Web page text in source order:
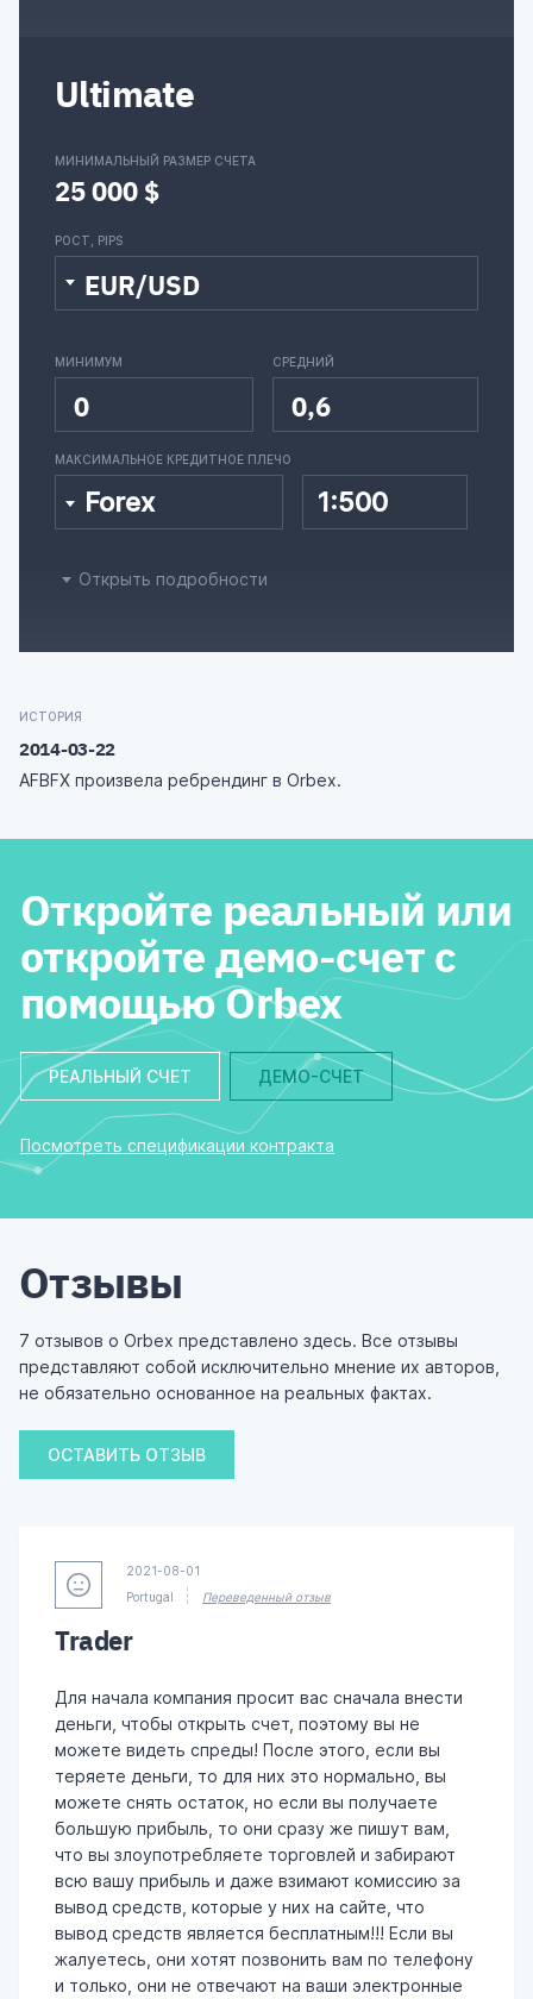
Ultimate
Открыть подробности
МИНИМАЛЬНЫЙ РАЗМЕР СЧЕТА
25 000 $
РОСТ, PIPS
EUR/USD
МИНИМУМ
0
СРЕДНИЙ
0,6
МАКСИМАЛЬНОЕ КРЕДИТНОЕ ПЛЕЧО
Forex 1:500
ИСТОРИЯ
2014-03-22
AFBFX произвела ребрендинг в Orbex.
Откройте реальный или
откройте демо-счет с
помощью Orbex
РЕАЛЬНЫЙ СЧЕТ ДЕМО-СЧЕТ
Посмотреть спецификации контракта
Отзывы
7 отзывов о Orbex представлено здесь. Все отзывы
представляют собой исключительно мнение их авторов,
не обязательно основанное на реальных фактах.
ОСТАВИТЬ ОТЗЫВ
2021-08-01
Portugal
Переведенный отзыв
Trader
Для начала компания просит вас сначала внести
деньги, чтобы открыть счет, поэтому вы не
можете видеть спреды! После этого, если вы
теряете деньги, то для них это нормально, вы
можете снять остаток, но если вы получаете
большую прибыль, то они сразу же пишут вам,
что вы злоупотребляете торговлей и забирают
всю вашу прибыль и даже взимают комиссию за
вывод средств, которые у них на сайте, что
вывод средств является бесплатным!!! Если вы
жалуетесь, они хотят позвонить вам по телефону
и только, они не отвечают на ваши электронные